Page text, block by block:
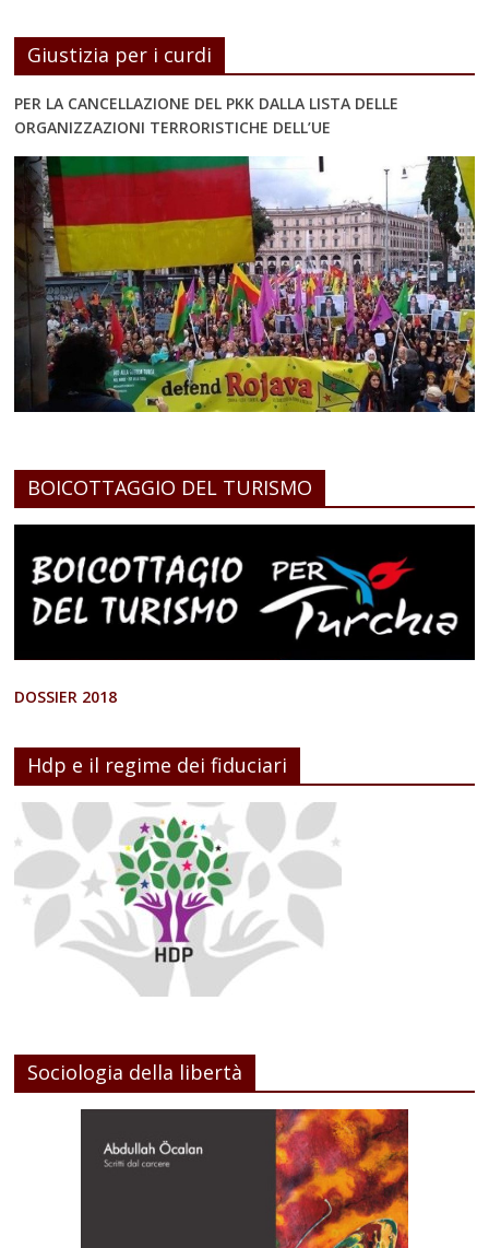
Giustizia per i curdi
PER LA CANCELLAZIONE DEL PKK DALLA LISTA DELLE
ORGANIZZAZIONI TERRORISTICHE DELL’UE
BOICOTTAGGIO DEL TURISMO
DOSSIER 2018
Hdp e il regime dei fiduciari
Sociologia della libertà